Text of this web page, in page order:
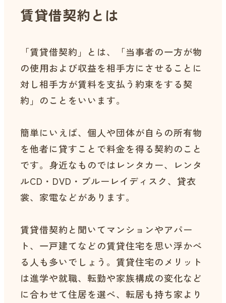
賃貸借契約とは
「賃貸借契約」とは、「当事者の一方が物
の使用および収益を相手方にさせることに
対し相手方が賃料を支払う約束をする契
約」のことをいいます。
簡単にいえば、個人や団体が自らの所有物
を他者に貸すことで料金を得る契約のこと
です。身近なものではレンタカー、レンタ
ルCD・DVD・ブルーレイディスク、貸衣
裳、家電などがあります。
賃貸借契約と聞いてマンションやアパー
ト、一戸建てなどの賃貸住宅を思い浮かべ
る人も多いでしょう。賃貸住宅のメリット
は進学や就職、転勤や家族構成の変化など
に合わせて住居を選べ、転居も持ち家より